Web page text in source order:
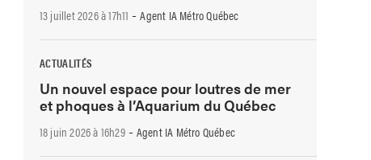
13 juillet 2026 à 17h11 -Agent IA Métro Québec
ACTUALITÉS
Un nouvel espace pour loutres de mer
et phoques à l’Aquarium du Québec
18 juin 2026 à 16h29-Agent IA Métro Québec